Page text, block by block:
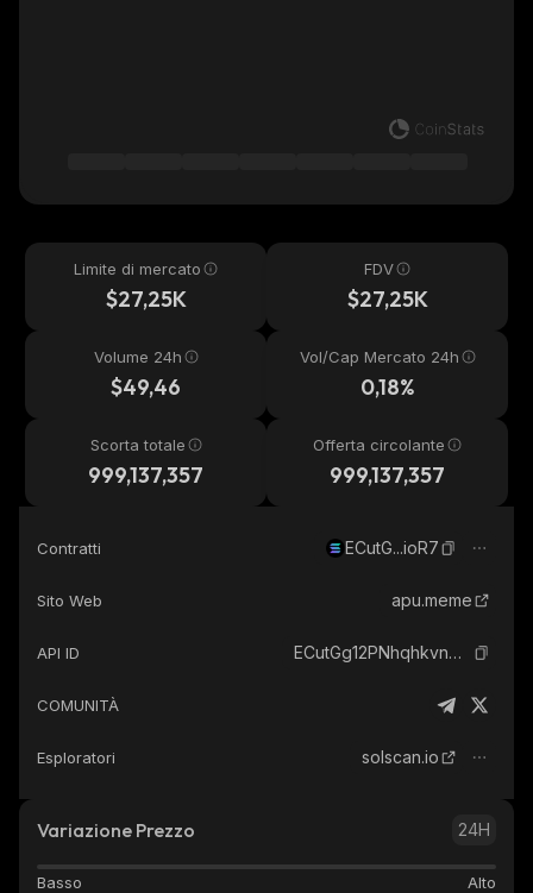
Limite di mercato
$27,25K
FDV
$27,25K
Volume 24h
$49,46
Vol/Cap Mercato 24h
0,18%
Scorta totale
999,137,357
Offerta circolante
999,137,357
Contratti ECutG...ioR7
Sito Web apu.meme
API ID ECutGg12PNhqhkvnH1s1FcuXgCDzKDNhSf5aLtANioR7_solana
COMUNITÀ
Esploratori solscan.io
Variazione Prezzo 24H
Basso Alto